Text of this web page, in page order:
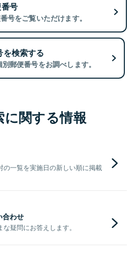
号
号をご覧いただけます。
を検索する
郵便番号をお調べします。
に関する情報
の一覧を実施日の新しい順に掲載
合わせ
疑問にお答えします。